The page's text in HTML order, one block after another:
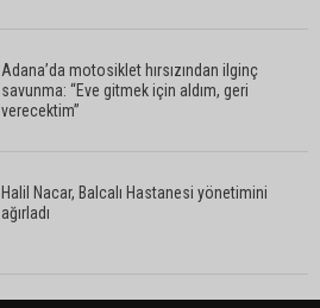
Adana’da motosiklet hırsızından ilginç
savunma: “Eve gitmek için aldım, geri
verecektim”
Halil Nacar, Balcalı Hastanesi yönetimini
ağırladı